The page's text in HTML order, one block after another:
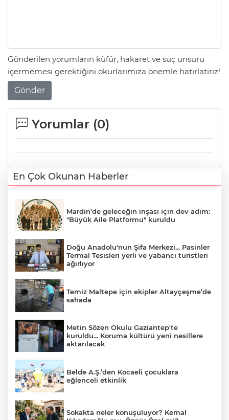
Gönderilen yorumların küfür, hakaret ve suç unsuru
içermemesi gerektiğini okurlarımıza önemle hatırlatırız!
Gönder
Yorumlar (0)
En Çok Okunan Haberler
Mardin'de geleceğin inşası için dev adım:
"Büyük Aile Platformu" kuruldu
Doğu Anadolu'nun Şifa Merkezi... Pasinler
Termal Tesisleri yerli ve yabancı turistleri
ağırlıyor
Temiz Maltepe için ekipler Altayçeşme’de
sahada
Metin Sözen Okulu Gaziantep'te
kuruldu... Koruma kültürü yeni nesillere
aktarılacak
Belde A.Ş.’den Kocaeli çocuklara
eğlenceli etkinlik
Sokakta neler konuşuluyor? Kemal